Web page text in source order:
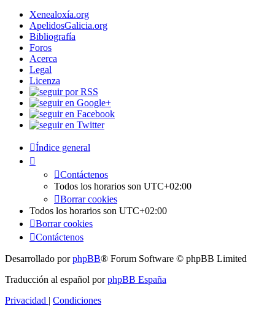
Xenealoxía.org
ApelidosGalicia.org
Bibliografía
Foros
Acerca
Legal
Licenza
Índice general
Contáctenos
Todos los horarios son UTC+02:00
Borrar cookies
Todos los horarios son UTC+02:00
Borrar cookies
Contáctenos
Desarrollado porphpBB® Forum Software © phpBB Limited
Traducción al español porphpBB España
Privacidad | Condiciones